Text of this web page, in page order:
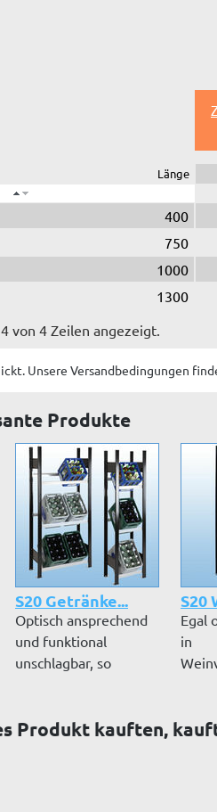
Länge
400
750
1000
1300
von 4 Zeilen angezeigt.
Unsere Versandbedingungen
Produkte
S20 Getränke...
Optisch ansprechend
und funktional
unschlagbar, so
S20
Egal
in
Produkt kauften,